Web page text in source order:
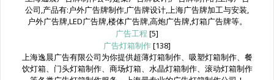
公司,产品有:户外广告牌制作,广告牌设计,上海广告牌加工与安装,
户外广告牌,LED广告牌,楼体广告牌,高炮广告牌,灯箱广告牌等。
广告工程 [5]
广告灯箱制作[138]
上海逸晨广告有限公司为你提供超薄灯箱制作、吸塑灯箱制作、餐
饮灯箱、门头灯箱制作、商场灯箱、水晶灯箱制作、滚动灯箱制作